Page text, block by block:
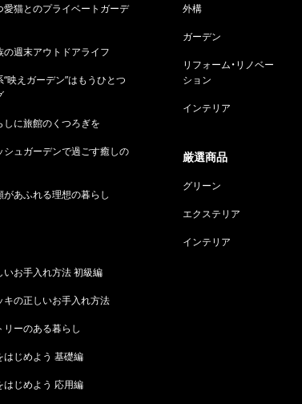
愛猫とのプライベートガーデ
の週末アウトドアライフ
“映えガーデン”はもうひとつ
しに旅館のくつろぎを
シュガーデンで過ごす癒しの
があふれる理想の暮らし
いお手入れ方法 初級編
キの正しいお手入れ方法
リーのある暮らし
はじめよう 基礎編
はじめよう 応用編
外構
ガーデン
リフォーム・リノベー
ション
インテリア
厳選商品
グリーン
エクステリア
インテリア